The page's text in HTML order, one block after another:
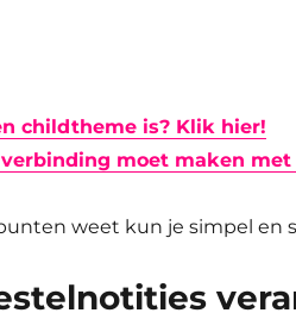
childtheme is? Klik hier!
moet maken met
weet kun je simpel